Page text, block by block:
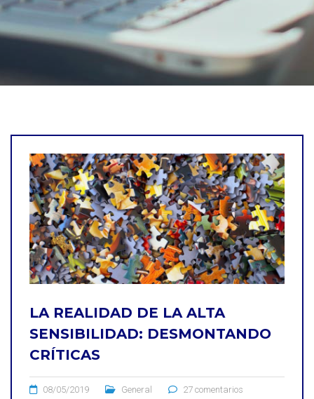
LA REALIDAD DE LA ALTA
SENSIBILIDAD: DESMONTANDO
CRÍTICAS
08/05/2019 General 27 comentarios